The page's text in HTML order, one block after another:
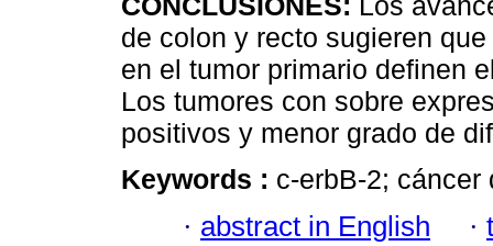
de colon y recto sugieren
en el tumor primario definen
Los tumores con sobre
positivos y menor grado de
Keywords : c-erbB-2;
· abstract in English ·